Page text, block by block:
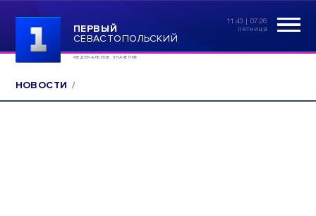
ПЕРВЫЙ
СЕВАСТОПОЛЬСКИЙ
ФЕДЕРАЛЬНОЕ ЗНАЧЕНИЕ
11:43 | 07.26
пятница
НОВОСТИ